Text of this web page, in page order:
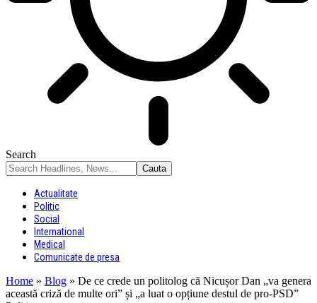
Search
Actualitate
Politic
Social
International
Medical
Comunicate de presa
Home » Blog » De ce crede un politolog că Nicușor Dan „va genera
această criză de multe ori” și „a luat o opțiune destul de pro-PSD”